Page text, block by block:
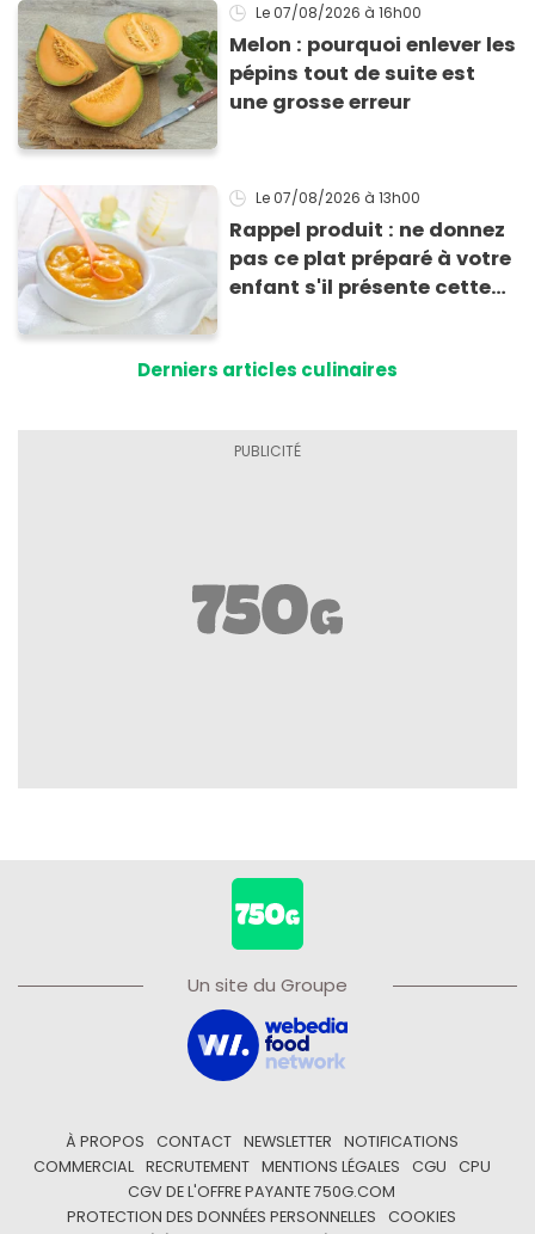
Le 07/08/2026 à 16h00
Melon : pourquoi enlever les
pépins tout de suite est
une grosse erreur
Le 07/08/2026 à 13h00
Rappel produit : ne donnez
pas ce plat préparé à votre
enfant s'il présente cette
Derniers articles culinaires
Un site du Groupe
À PROPOS CONTACT NEWSLETTER
NOTIFICATIONS
COMMERCIAL
RECRUTEMENT MENTIONS LÉGALES CGU
CPU
CGV DE L'OFFRE PAYANTE 750G.COM
PROTECTION DES DONNÉES PERSONNELLES
COOKIES